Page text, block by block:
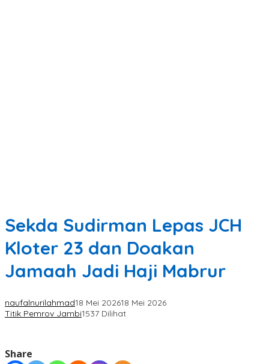
Sekda Sudirman Lepas JCH
Kloter 23 dan Doakan
Jamaah Jadi Haji Mabrur
naufalnurilahmad18 Mei 202618 Mei 2026
Titik Pemrov Jambi1537 Dilihat
Share